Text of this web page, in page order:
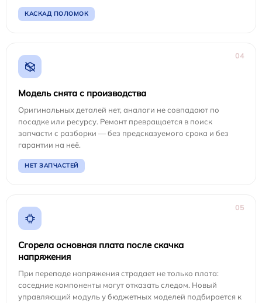
КАСКАД ПОЛОМОК
04
Модель снята с производства
Оригинальных деталей нет, аналоги не совпадают по
посадке или ресурсу. Ремонт превращается в поиск
запчасти с разборки — без предсказуемого срока и без
гарантии на неё.
НЕТ ЗАПЧАСТЕЙ
05
Сгорела основная плата после скачка
напряжения
При перепаде напряжения страдает не только плата:
соседние компоненты могут отказать следом. Новый
управляющий модуль у бюджетных моделей подбирается к